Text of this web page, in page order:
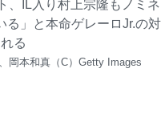
岡本和真（C）Getty Images